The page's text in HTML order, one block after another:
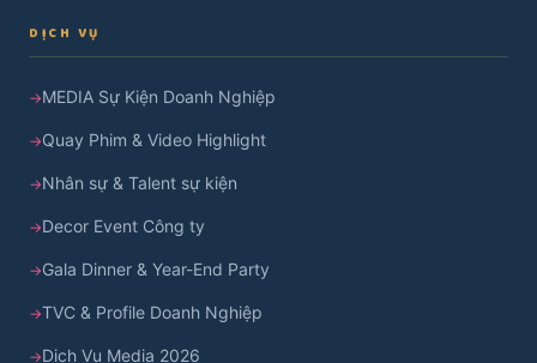
DỊCH VỤ
MEDIA Sự Kiện Doanh Nghiệp
Quay Phim & Video Highlight
Nhân sự & Talent sự kiện
Decor Event Công ty
Gala Dinner & Year-End Party
TVC & Profile Doanh Nghiệp
Dịch Vụ Media 2026